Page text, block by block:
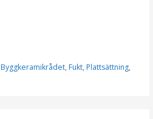
Byggkeramikrådet, Fukt, Plattsättning,